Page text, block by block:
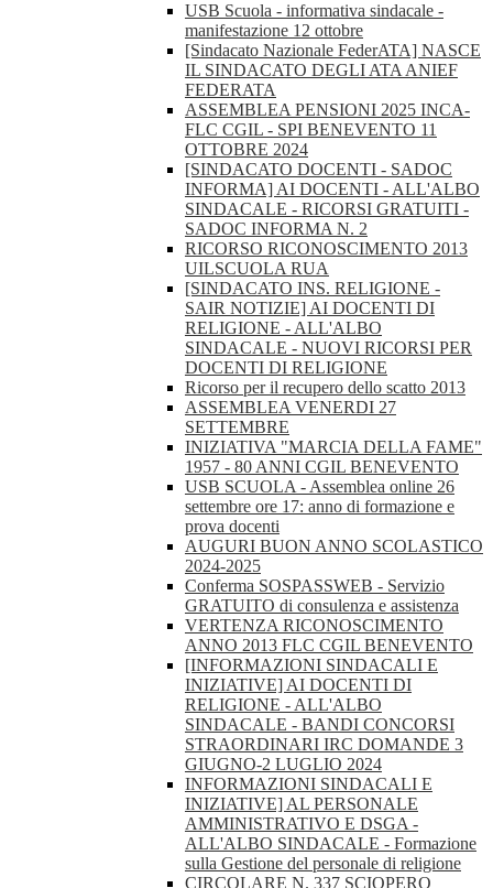
USB Scuola - informativa sindacale -
manifestazione 12 ottobre
[Sindacato Nazionale FederATA] NASCE
IL SINDACATO DEGLI ATA ANIEF
FEDERATA
ASSEMBLEA PENSIONI 2025 INCA-
FLC CGIL - SPI BENEVENTO 11
OTTOBRE 2024
[SINDACATO DOCENTI - SADOC
INFORMA] AI DOCENTI - ALL'ALBO
SINDACALE - RICORSI GRATUITI -
SADOC INFORMA N. 2
RICORSO RICONOSCIMENTO 2013
UILSCUOLA RUA
[SINDACATO INS. RELIGIONE -
SAIR NOTIZIE] AI DOCENTI DI
RELIGIONE - ALL'ALBO
SINDACALE - NUOVI RICORSI PER
DOCENTI DI RELIGIONE
Ricorso per il recupero dello scatto 2013
ASSEMBLEA VENERDI 27
SETTEMBRE
INIZIATIVA "MARCIA DELLA FAME"
1957 - 80 ANNI CGIL BENEVENTO
USB SCUOLA - Assemblea online 26
settembre ore 17: anno di formazione e
prova docenti
AUGURI BUON ANNO SCOLASTICO
2024-2025
Conferma SOSPASSWEB - Servizio
GRATUITO di consulenza e assistenza
VERTENZA RICONOSCIMENTO
ANNO 2013 FLC CGIL BENEVENTO
[INFORMAZIONI SINDACALI E
INIZIATIVE] AI DOCENTI DI
RELIGIONE - ALL'ALBO
SINDACALE - BANDI CONCORSI
STRAORDINARI IRC DOMANDE 3
GIUGNO-2 LUGLIO 2024
INFORMAZIONI SINDACALI E
INIZIATIVE] AL PERSONALE
AMMINISTRATIVO E DSGA -
ALL'ALBO SINDACALE - Formazione
sulla Gestione del personale di religione
CIRCOLARE N. 337 SCIOPERO